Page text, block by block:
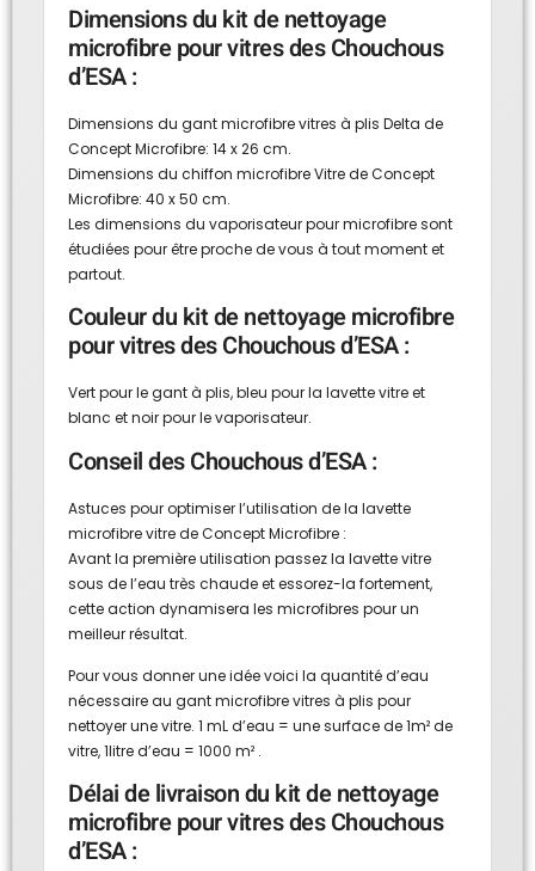
Dimensions du kit de nettoyage
microfibre pour vitres des Chouchous
d’ESA :
Dimensions du gant microfibre vitres à plis Delta de
Concept Microfibre: 14 x 26 cm.
Dimensions du chiffon microfibre Vitre de Concept
Microfibre: 40 x 50 cm.
Les dimensions du vaporisateur pour microfibre sont
étudiées pour être proche de vous à tout moment et
partout.
Couleur du kit de nettoyage microfibre
pour vitres des Chouchous d’ESA :
Vert pour le gant à plis, bleu pour la lavette vitre et
blanc et noir pour le vaporisateur.
Conseil des Chouchous d’ESA :
Astuces pour optimiser l’utilisation de la lavette
microfibre vitre de Concept Microfibre :
Avant la première utilisation passez la lavette vitre
sous de l’eau très chaude et essorez-la fortement,
cette action dynamisera les microfibres pour un
meilleur résultat.
Pour vous donner une idée voici la quantité d’eau
nécessaire au gant microfibre vitres à plis pour
nettoyer une vitre. 1 mL d’eau = une surface de 1m² de
vitre, 1litre d’eau = 1000 m² .
Délai de livraison du kit de nettoyage
microfibre pour vitres des Chouchous
d’ESA :